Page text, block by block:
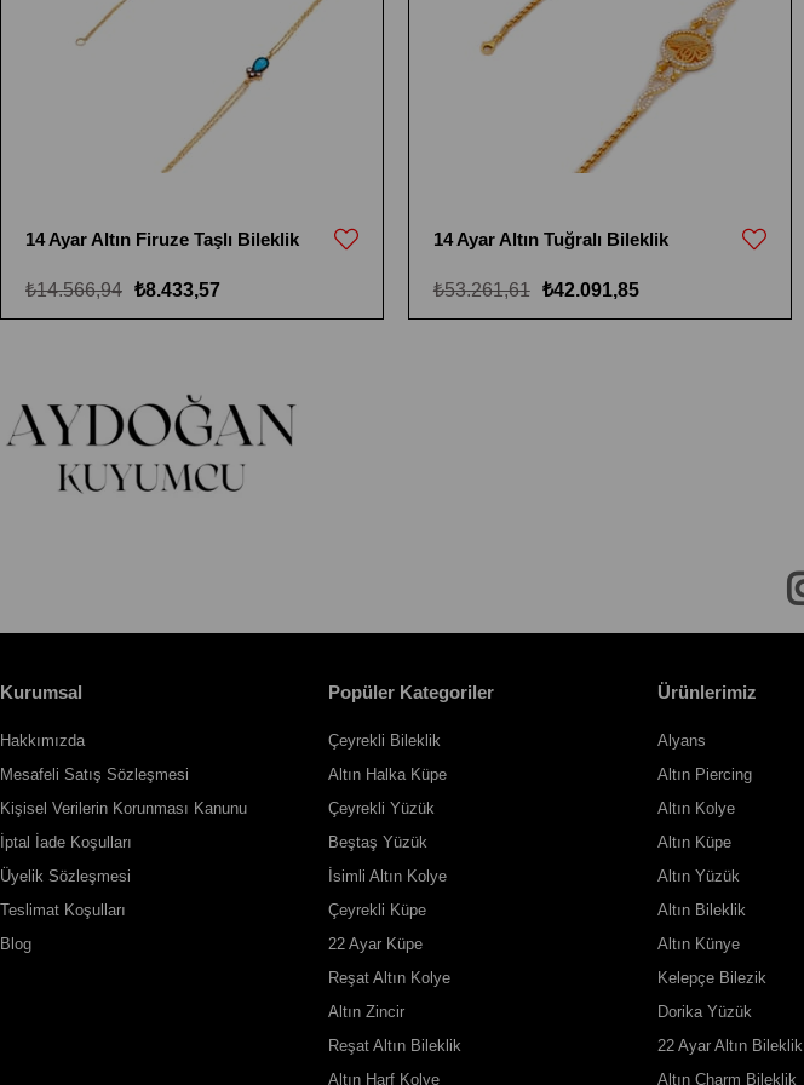
14 Ayar Altın Firuze Taşlı Bileklik
₺8.433,57
₺14.566,94
14 Ayar Altın Tuğralı Bileklik
₺42.091,85
₺53.261,61
Kurumsal
Hakkımızda
Mesafeli Satış Sözleşmesi
Kişisel Verilerin Korunması Kanunu
İptal İade Koşulları
Üyelik Sözleşmesi
Teslimat Koşulları
Blog
Popüler Kategoriler
Çeyrekli Bileklik
Altın Halka Küpe
Çeyrekli Yüzük
Beştaş Yüzük
İsimli Altın Kolye
Çeyrekli Küpe
22 Ayar Küpe
Reşat Altın Kolye
Altın Zincir
Reşat Altın Bileklik
Altın Harf Kolye
Ürünlerimiz
Alyans
Altın Piercing
Altın Kolye
Altın Küpe
Altın Yüzük
Altın Bileklik
Altın Künye
Kelepçe Bilezik
Dorika Yüzük
22 Ayar Altın Bileklik
Altın Charm Bileklik